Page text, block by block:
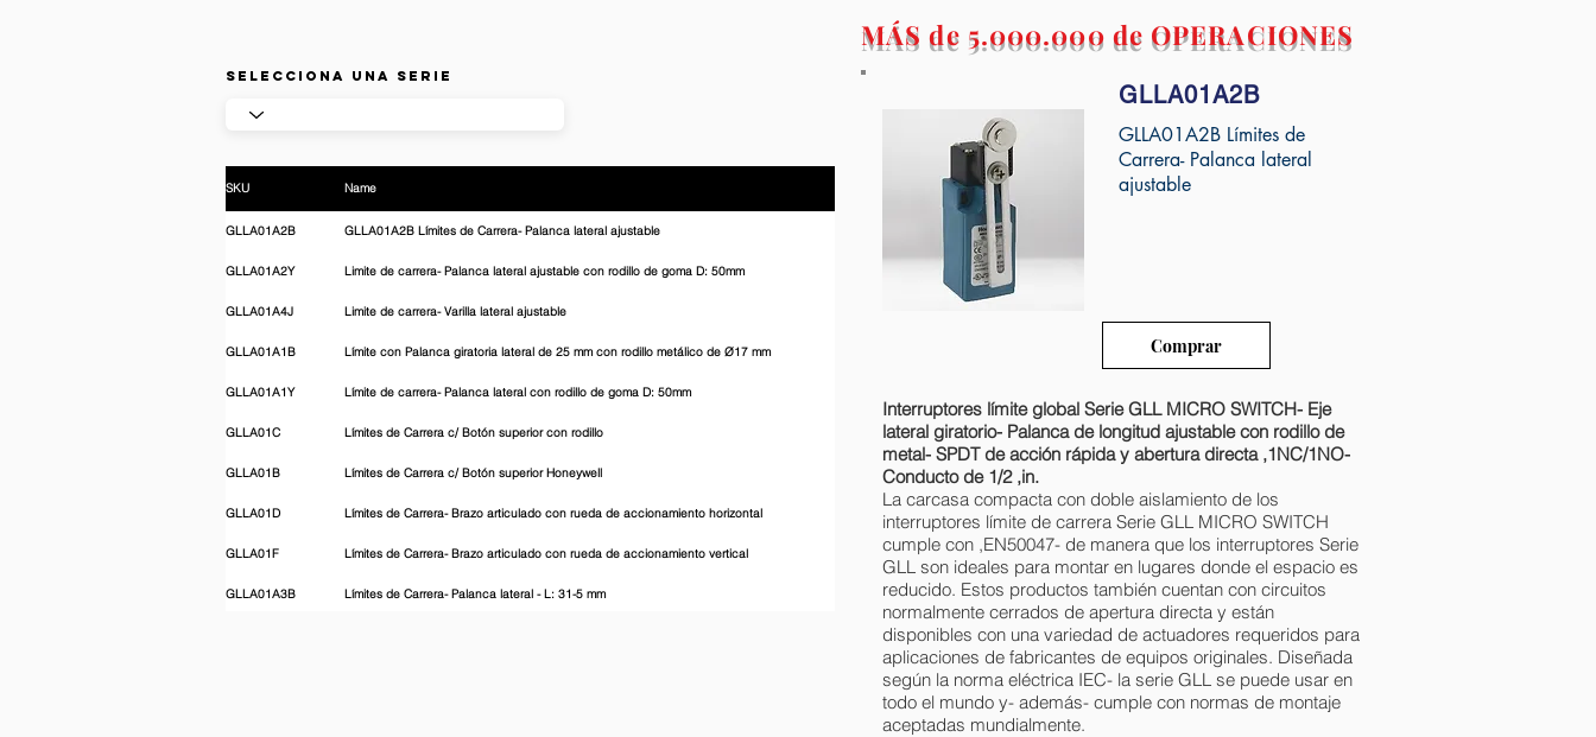
MÁS de 5.000.000 de OPERACIONES
Selecciona una Serie
SKU Name
GLLA01A2B GLLA01A2B Límites de Carrera- Palanca lateral ajustable
GLLA01A2Y Limite de carrera- Palanca lateral ajustable con rodillo de goma D: 50mm
GLLA01A4J Limite de carrera- Varilla lateral ajustable
GLLA01A1B Límite con Palanca giratoria lateral de 25 mm con rodillo metálico de Ø17 mm
GLLA01A1Y Límite de carrera- Palanca lateral con rodillo de goma D: 50mm
GLLA01C Límites de Carrera c/ Botón superior con rodillo
GLLA01B Límites de Carrera c/ Botón superior Honeywell
GLLA01D Límites de Carrera- Brazo articulado con rueda de accionamiento horizontal
GLLA01F Límites de Carrera- Brazo articulado con rueda de accionamiento vertical
GLLA01A3B Límites de Carrera- Palanca lateral - L: 31-5 mm
GLLA01A2B
GLLA01A2B Límites de
Carrera- Palanca lateral
ajustable
Comprar
Interruptores límite global Serie GLL MICRO SWITCH- Eje
lateral giratorio- Palanca de longitud ajustable con rodillo de
metal- SPDT de acción rápida y abertura directa ,1NC/1NO-
Conducto de 1/2 ,in.
La carcasa compacta con doble aislamiento de los
interruptores límite de carrera Serie GLL MICRO SWITCH
cumple con ,EN50047- de manera que los interruptores Serie
GLL son ideales para montar en lugares donde el espacio es
reducido. Estos productos también cuentan con circuitos
normalmente cerrados de apertura directa y están
disponibles con una variedad de actuadores requeridos para
aplicaciones de fabricantes de equipos originales. Diseñada
según la norma eléctrica IEC- la serie GLL se puede usar en
todo el mundo y- además- cumple con normas de montaje
aceptadas mundialmente.